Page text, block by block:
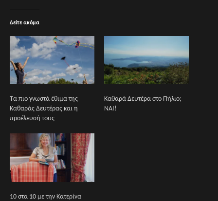
Δείτε ακόμα
Τα πιο γνωστά έθιμα της
Καθαράς Δευτέρας και η
προέλευσή τους
Καθαρά Δευτέρα στο Πήλιο;
ΝΑΙ!
10 στα 10 με την Κατερίνα